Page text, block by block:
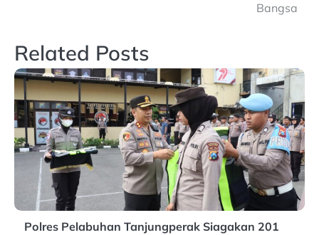
Bangsa
Related Posts
Polres Pelabuhan Tanjungperak Siagakan 201